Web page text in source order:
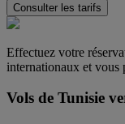
Consulter les tarifs
Effectuez votre
internationaux et vous
Vols de Tunisie